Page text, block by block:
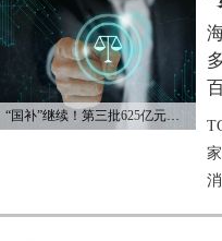
“国补”继续！第三批625亿元资金已下达